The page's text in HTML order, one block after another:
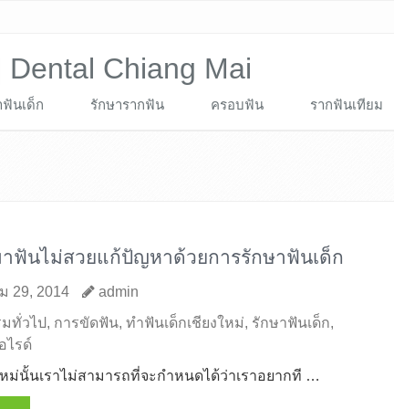
Chiang Mai
นเด็ก รักษารากฟัน ครอบฟัน รากฟันเทียม
าฟันไม่สวยแก้ปัญหาด้วยการรักษาฟันเด็ก
29, 2014
admin
ทั่วไป , การขัดฟัน, ทำฟันเด็กเชียงใหม่, รักษาฟันเด็ก,
ไรด์
หม่นั้นเราไม่สามารถที่จะกำหนดได้ว่าเราอยากที …